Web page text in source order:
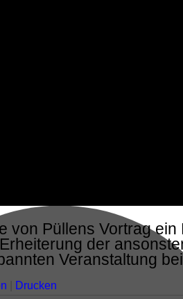
von Püllens Vortrag ein
der
Veranstaltung
Drucken